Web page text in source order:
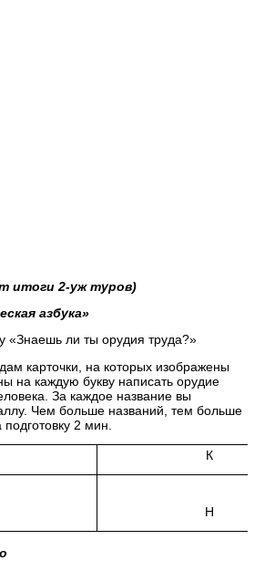
итоги 2-уж туров)
азбука»
«Знаешь ли ты орудия труда?»
карточки, на которых изображены
на каждую букву написать орудие
За каждое название вы
Чем больше названий, тем больше
2 мин.
К
Н